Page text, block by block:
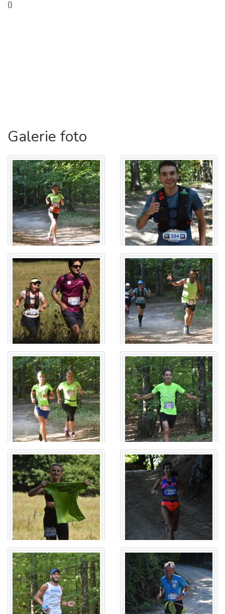
{}
Galerie foto